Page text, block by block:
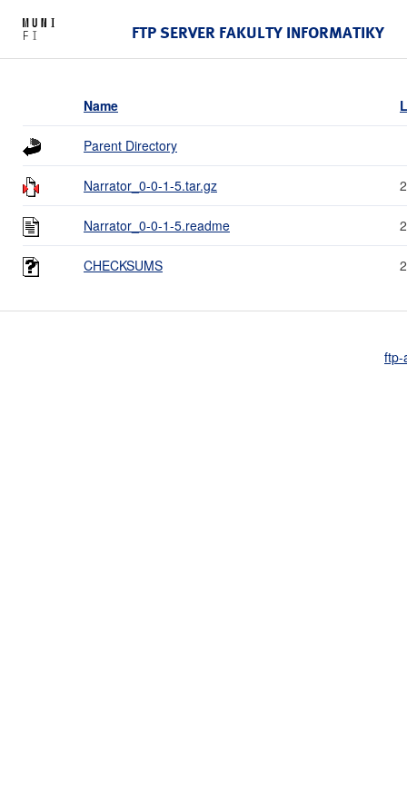
FTP SERVER FAKULTY INFORMATIKY
Name
Parent Directory
Narrator_0-0-1-5.tar.gz
Narrator_0-0-1-5.readme
CHECKSUMS
ftp-